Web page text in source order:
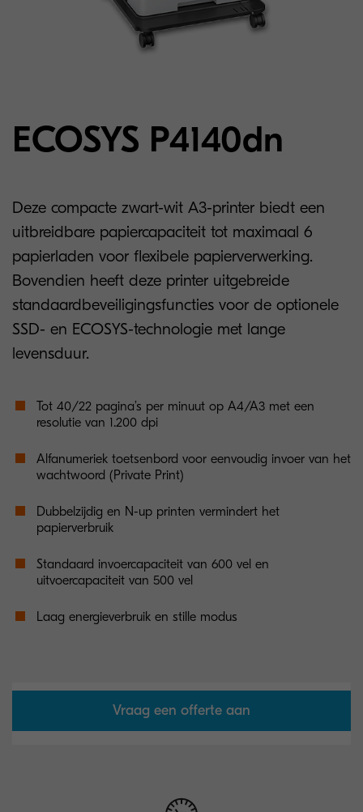
ECOSYS P4140dn
Deze compacte zwart-wit A3-printer biedt een
uitbreidbare papiercapaciteit tot maximaal 6
papierladen voor flexibele papierverwerking.
Bovendien heeft deze printer uitgebreide
standaardbeveiligingsfuncties voor de optionele
SSD- en ECOSYS-technologie met lange
levensduur.
Tot 40/22 pagina’s per minuut op A4/A3 met een
resolutie van 1.200 dpi
Alfanumeriek toetsenbord voor eenvoudig invoer van het
wachtwoord (Private Print)
Dubbelzijdig en N-up printen vermindert het
papierverbruik
Standaard invoercapaciteit van 600 vel en
uitvoercapaciteit van 500 vel
Laag energieverbruik en stille modus
Vraag een offerte aan